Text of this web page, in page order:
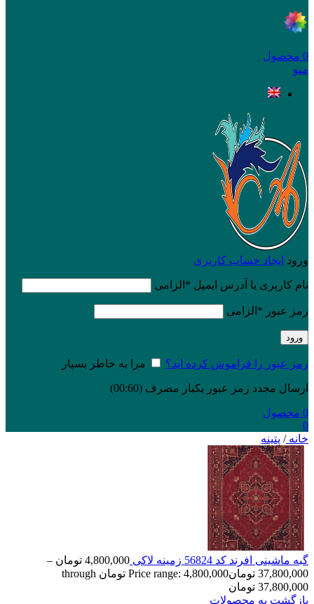
0 محصول
منو
ورود ایجاد حساب کاربری
نام کاربری یا آدرس ایمیل * الزامی
رمز عبور * الزامی
ورود
رمز عبور را فراموش کرده اید؟ مرا به خاطر بسپار
ارسال مجدد رمز عبور یکبار مصرف (00:
60
)
0 محصول
0
خانه/ پتینه
گبه ماشینی افرند کد 56824 زمینه لاکی 4,800,000 تومان –
37,800,000 تومان
Price range: 4,800,000 تومان through
37,800,000 تومان
بازگشت به محصولات